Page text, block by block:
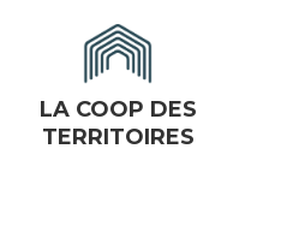
LA COOP DES
TERRITOIRES